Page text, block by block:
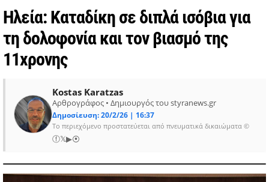
Ηλεία: Καταδίκη σε διπλά ισόβια για
τη δολοφονία και τον βιασμό της
11χρονης
Kostas Karatzas
Αρθρογράφος • Δημιουργός του styranews.gr
Δημοσίευση: 20/2/26 | 16:37
Το περιεχόμενο προστατεύεται από πνευματικά δικαιώματα ©
ⓕ𝕏▶⦿